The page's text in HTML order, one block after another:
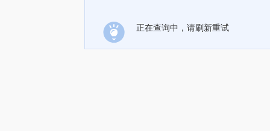
正在查询中，请刷新重试